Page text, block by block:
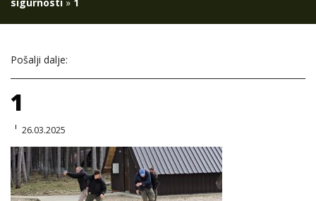
Pošalji dalje:
1
26.03.2025